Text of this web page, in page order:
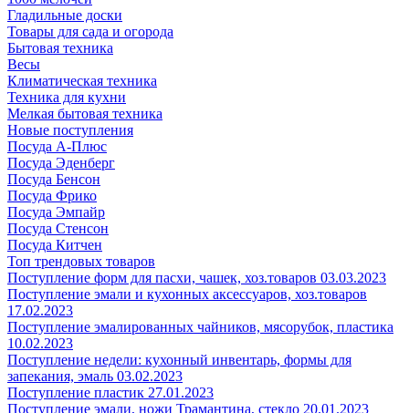
Гладильные доски
Товары для сада и огорода
Бытовая техника
Весы
Климатическая техника
Техника для кухни
Мелкая бытовая техника
Новые поступления
Посуда А-Плюс
Посуда Эденберг
Посуда Бенсон
Посуда Фрико
Посуда Эмпайр
Посуда Стенсон
Посуда Китчен
Топ трендовых товаров
Поступление форм для пасхи, чашек, хоз.товаров 03.03.2023
Поступление эмали и кухонных аксессуаров, хоз.товаров
17.02.2023
Поступление эмалированных чайников, мясорубок, пластика
10.02.2023
Поступление недели: кухонный инвентарь, формы для
запекания, эмаль 03.02.2023
Поступление пластик 27.01.2023
Поступление эмали, ножи Трамантина, стекло 20.01.2023